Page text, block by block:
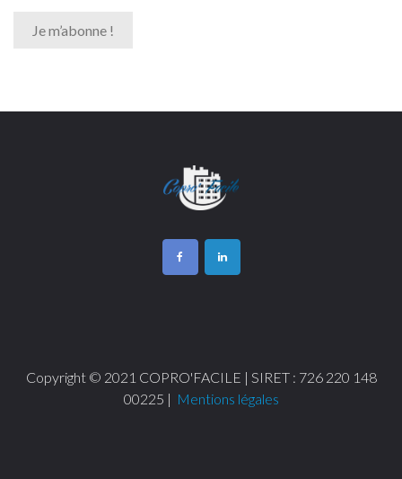
Copyright © 2021 COPRO'FACILE | SIRET : 726 220 148
00225 | Mentions légales